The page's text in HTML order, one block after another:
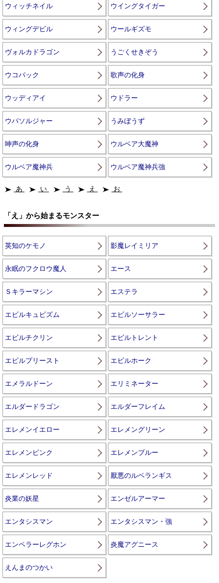
ウィッチネイル ウイングタイガー
ウィングデビル ウールギズモ
ヴォルカドラゴン うごくせきぞう
ウコバック 歌声の化身
ウッディアイ ウドラー
ウパソルジャー うみぼうず
呻声の化身 ウルベア大魔神
ウルベア魔神兵 ウルベア魔神兵強
あ い う え お
「え」から始まるモンスター
英知のケモノ 影魔レイミリア
永眠のフクロウ魔人 エース
Ｓキラーマシン エステラ
エビルキュビズム エビルソーサラー
エビルチクリン エビルトレント
エビルプリースト エビルホーク
エメラルドーン エリミネーター
エルダードラゴン エルダーフレイム
エレメンイエロー エレメングリーン
エレメンピンク エレメンブルー
エレメンレッド 厭悪のルベランギス
炎業の妖星 エンゼルアーマー
エンタシスマン エンタシスマン・強
エンペラーレグホン 炎魔アグニース
えんまのつかい